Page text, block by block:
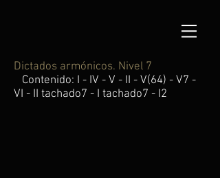
Dictados armónicos. Nivel 7
Contenido: I - IV - V - II - V(64) - V7 -
VI - II tachado7 - I tachado7 - I2